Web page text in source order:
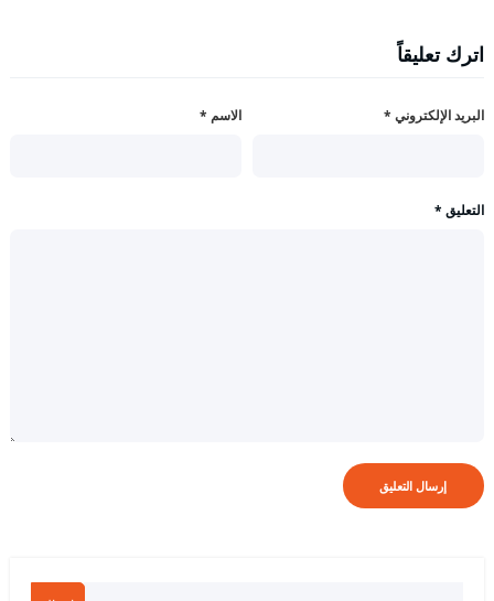
اترك تعليقاً
الاسم * البريد الإلكتروني *
التعليق *